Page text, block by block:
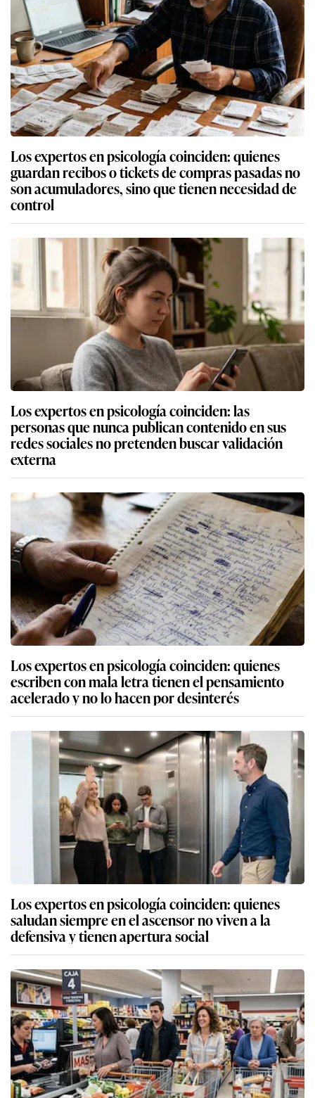
Los expertos en psicología coinciden: quienes
guardan recibos o tickets de compras pasadas no
son acumuladores, sino que tienen necesidad de
control
Los expertos en psicología coinciden: las
personas que nunca publican contenido en sus
redes sociales no pretenden buscar validación
externa
Los expertos en psicología coinciden: quienes
escriben con mala letra tienen el pensamiento
acelerado y no lo hacen por desinterés
Los expertos en psicología coinciden: quienes
saludan siempre en el ascensor no viven a la
defensiva y tienen apertura social